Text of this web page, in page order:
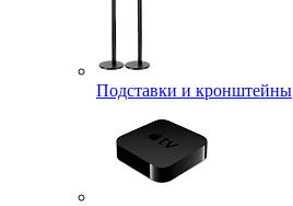
Подставки и кронштейны